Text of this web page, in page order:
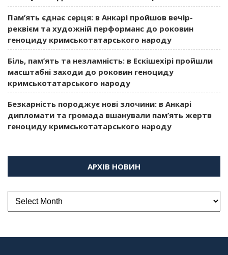
Пам’ять єднає серця: в Анкарі пройшов вечір-
реквієм та художній перформанс до роковин
геноциду кримськотатарського народу
Біль, пам’ять та незламність: в Ескішехірі пройшли
масштабні заходи до роковин геноциду
кримськотатарського народу
Безкарність породжує нові злочини: в Анкарі
дипломати та громада вшанували пам’ять жертв
геноциду кримськотатарського народу
АРХІВ НОВИН